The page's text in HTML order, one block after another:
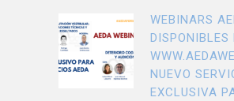
WEBINARS
DISPONIBLES
NUEVO
EXCLUSIVA